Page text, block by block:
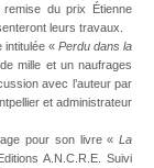
du prix Étienne
leurs travaux.
« Perdu dans la
mille et un naufrages
avec l’auteur par
et administrateur
pour son livre « La
A.N.C.R.E. Suivi